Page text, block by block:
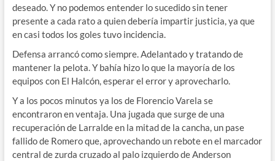
deseado. Y no podemos entender lo sucedido sin tener
presente a cada rato a quien debería impartir justicia, ya que
en casi todos los goles tuvo incidencia.
Defensa arrancó como siempre. Adelantado y tratando de
mantener la pelota. Y bahía hizo lo que la mayoría de los
equipos con El Halcón, esperar el error y aprovecharlo.
Y a los pocos minutos ya los de Florencio Varela se
encontraron en ventaja. Una jugada que surge de una
recuperación de Larralde en la mitad de la cancha, un pase
fallido de Romero que, aprovechando un rebote en el marcador
central de zurda cruzado al palo izquierdo de Anderson